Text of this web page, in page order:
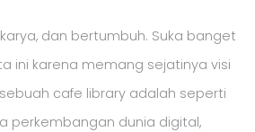
dan bertumbuh. Suka banget
ini karena memang sejatinya visi
cafe library adalah seperti
perkembangan dunia digital,